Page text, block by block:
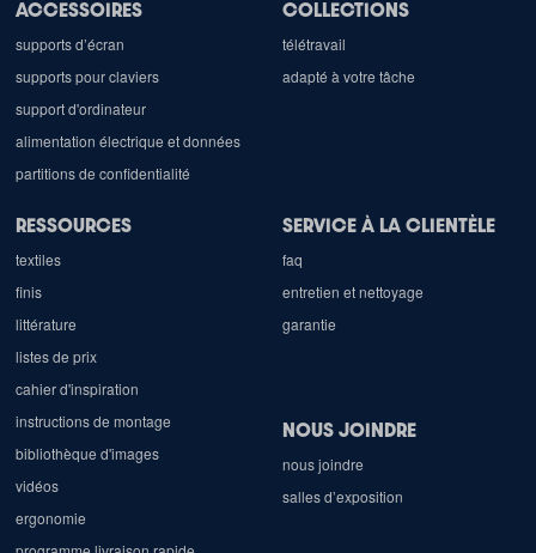
ACCESSOIRES
supports d’écran
supports pour claviers
support d'ordinateur
alimentation électrique et données
partitions de confidentialité
COLLECTIONS
télétravail
adapté à votre tâche
RESSOURCES
textiles
finis
littérature
listes de prix
cahier d'inspiration
instructions de montage
bibliothèque d'images
vidéos
ergonomie
SERVICE À LA CLIENTÈLE
faq
entretien et nettoyage
garantie
NOUS JOINDRE
nous joindre
salles d’exposition